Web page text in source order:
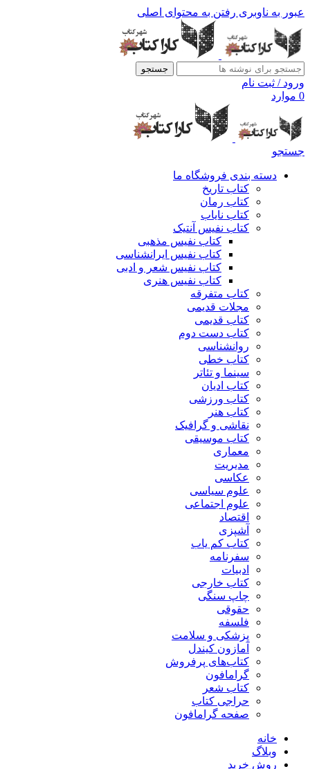
عبور به ناوبری رفتن به محتوای اصلی
جستجو
ورود / ثبت نام
0 موارد
جستجو
دسته بندی فروشگاه ما
کتاب تاریخ
کتاب رمان
کتاب نایاب
کتاب نفیس آنتیک
کتاب نفیس مذهبی
کتاب نفیس ایرانشناسی
کتاب نفیس شعر و ادبی
کتاب نفیس هنری
کتاب متفرقه
مجلات قدیمی
کتاب قدیمی
کتاب دست دوم
روانشناسی
کتاب خطی
سینما و تئاتر
کتاب ادیان
کتاب ورزشی
کتاب هنر
نقاشی و گرافیک
کتاب موسیقی
معماری
مدیریت
عکاسی
علوم سیاسی
علوم اجتماعی
اقتصاد
آشپزی
کتاب کم یاب
سفرنامه
ادبیات
کتاب خارجی
چاپ سنگی
حقوقی
فلسفه
پزشکی و سلامت
آمازون کیندل
کتاب‌های پرفروش
گرامافون
کتاب شعر
حراجی کتاب
صفحه گرامافون
خانه
وبلاگ
روش خرید